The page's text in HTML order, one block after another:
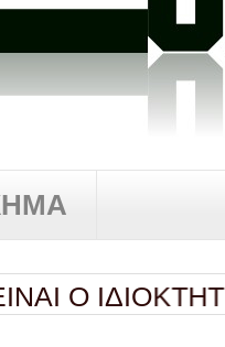
Ο ΙΔΙΟΚΤΗΤΗΣ; ;